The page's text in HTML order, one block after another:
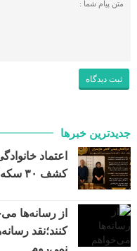
جدیدترین خبرها
اعتماد
کشف ۳۰ سکه از اموال مسروقه
از رسانه‌ها
کنند؛نقد